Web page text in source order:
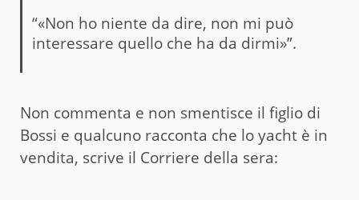
“«Non ho niente da dire, non mi può
interessare quello che ha da dirmi»”.
Non commenta e non smentisce il figlio di
Bossi e qualcuno racconta che lo yacht è in
vendita, scrive il Corriere della sera: